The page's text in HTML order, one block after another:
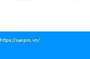
https://sanpro.vn/